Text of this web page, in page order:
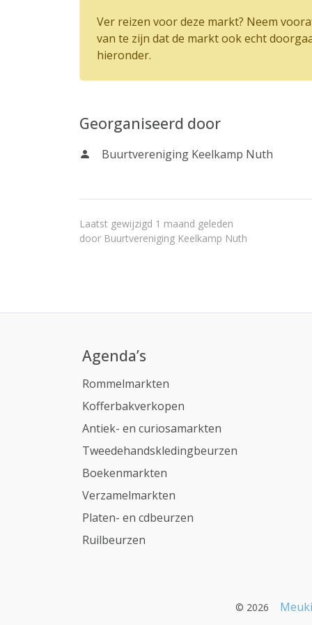
Ver reizen voor deze markt? Neem
van te zijn dat de markt ook echt
hieronder.
Georganiseerd door
Buurtvereniging Keelkamp Nuth
Laatst gewijzigd 1 maand geleden
door Buurtvereniging Keelkamp Nuth
Agenda’s
Rommelmarkten
Kofferbakverkopen
Antiek- en curiosamarkten
Tweedehandskledingbeurzen
Boekenmarkten
Verzamelmarkten
Platen- en cdbeurzen
Ruilbeurzen
© 2026